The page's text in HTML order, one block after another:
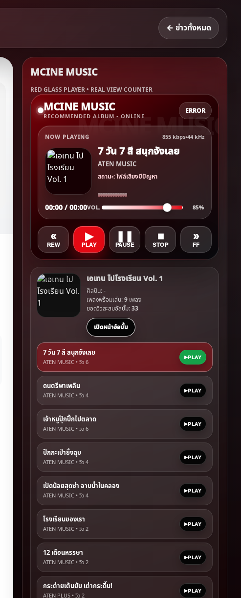
← ข่าวทั้งหมด
MCINE MUSIC
RED GLASS PLAYER • REAL VIEW COUNTER
MCINE MUSIC
RECOMMENDED ALBUM • ONLINE
ERROR
NOW PLAYING 855 kbps•44 kHz
7 วัน 7 สี สนุกจังเลย
ATEN MUSIC
สถานะ: ไฟล์เสียงมีปัญหา
00:00 / 00:00VOL. 85%
«
REW
▶
PLAY PAUSE
■
STOP
»
FF
เอเทน ไปโรงเรียน Vol. 1
ศิลปิน: -
เพลงพร้อมเล่น:9 เพลง
ยอดวิวสะสมอัลบั้ม:33
เปิดหน้าอัลบั้ม
7 วัน 7 สี สนุกจังเลย
ATEN MUSIC • วิว 6
PLAY
ดนตรีพาเพลิน
ATEN MUSIC • วิว 4
PLAY
เจ้าหมูปุ๊กปิ๊กไปตลาด
ATEN MUSIC • วิว 6
PLAY
ปักกะเป่ายิ้งฉุบ
ATEN MUSIC • วิว 4
PLAY
เป็ดน้อยสุดซ่า อาบน้ำในคลอง
ATEN MUSIC • วิว 4
PLAY
โรงเรียนของเรา
ATEN MUSIC • วิว 2
PLAY
12 เดือนหรรษา
ATEN MUSIC • วิว 2
PLAY
กระต่ายเต้นยับ เต่ากระดึ๊บ!
ATEN PLUS • วิว 2
PLAY